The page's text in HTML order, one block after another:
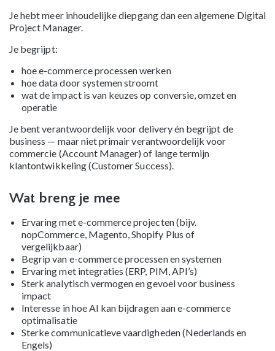
Je hebt meer inhoudelijke diepgang dan een algemene Digital
Project Manager.
Je begrijpt:
hoe e-commerce processen werken
hoe data door systemen stroomt
wat de impact is van keuzes op conversie, omzet en
operatie
Je bent verantwoordelijk voor delivery én begrijpt de
business — maar niet primair verantwoordelijk voor
commercie (Account Manager) of lange termijn
klantontwikkeling (Customer Success).
Wat breng je mee
Ervaring met e-commerce projecten (bijv.
nopCommerce, Magento, Shopify Plus of
vergelijkbaar)
Begrip van e-commerce processen en systemen
Ervaring met integraties (ERP, PIM, API’s)
Sterk analytisch vermogen en gevoel voor business
impact
Interesse in hoe AI kan bijdragen aan e-commerce
optimalisatie
Sterke communicatieve vaardigheden (Nederlands en
Engels)